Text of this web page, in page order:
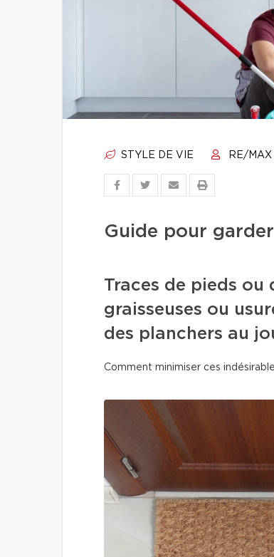
STYLE DE VIE RE/MAX
Guide pour
Traces de pieds ou
graisseuses ou
des planchers au
Comment minimiser ces